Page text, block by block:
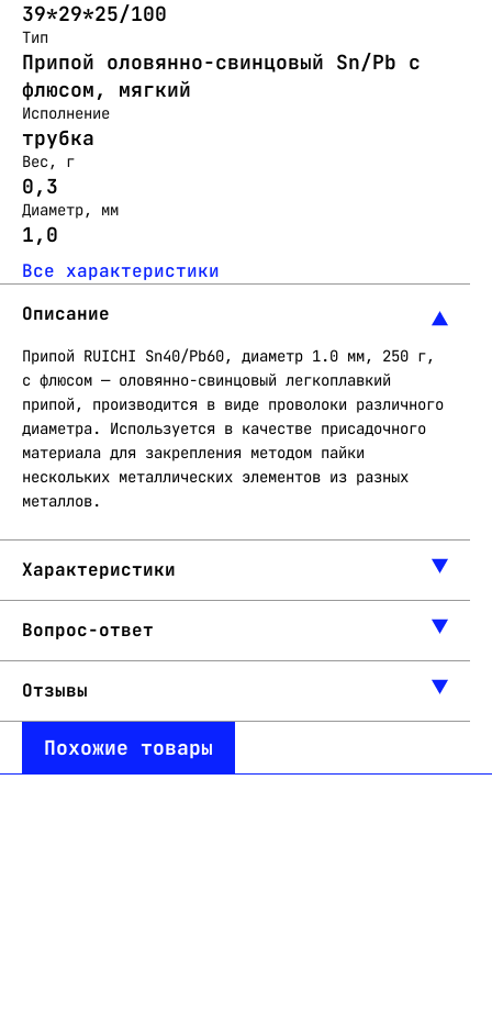
39*29*25/100
Тип
Припой оловянно-свинцовый Sn/Pb с
флюсом, мягкий
Исполнение
трубка
Вес, г
0,3
Диаметр, мм
1,0
Все характеристики
Описание
Припой RUICHI Sn40/Pb60, диаметр 1.0 мм, 250 г,
с флюсом — оловянно-свинцовый легкоплавкий
припой, производится в виде проволоки различного
диаметра. Используется в качестве присадочного
материала для закрепления методом пайки
нескольких металлических элементов из разных
металлов.
Характеристики
Вопрос-ответ
Отзывы
Похожие товары